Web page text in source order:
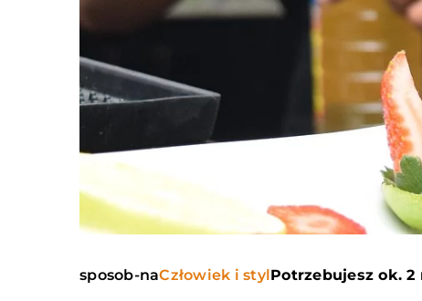
sposob-naCzłowiek i stylPotrzebujesz ok.